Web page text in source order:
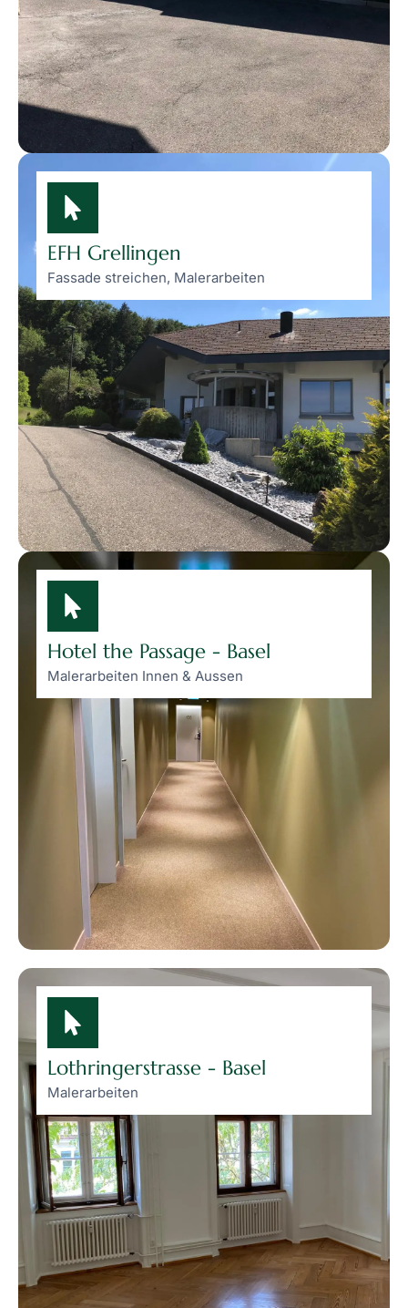
EFH Grellingen
Fassade streichen, Malerarbeiten
Hotel the Passage - Basel
Malerarbeiten Innen & Aussen
Lothringerstrasse - Basel
Malerarbeiten